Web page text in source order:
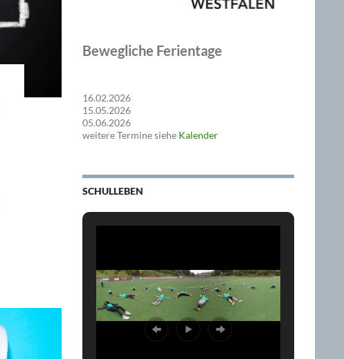
Bewegliche Ferientage
16.02.2026
15.05.2026
05.06.2026
weitere Termine siehe Kalender
SCHULLEBEN